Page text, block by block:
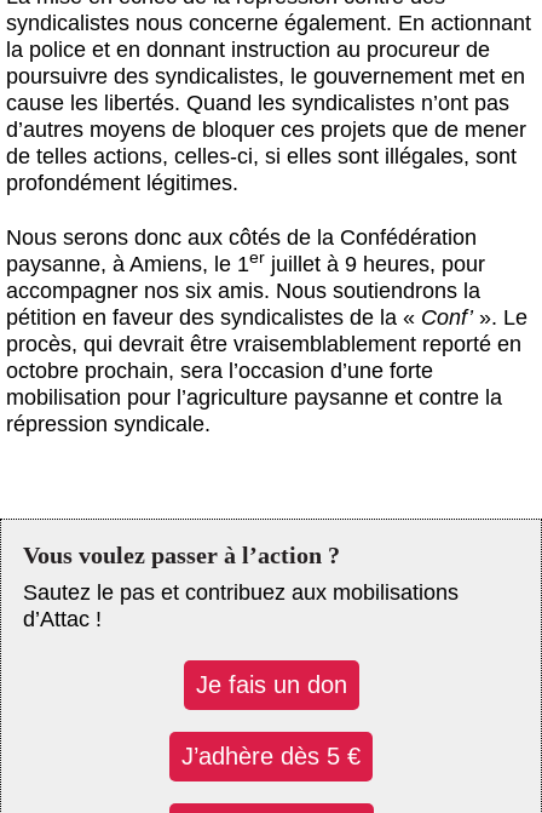
syndicalistes nous concerne également. En actionnant
la police et en donnant instruction au procureur de
poursuivre des syndicalistes, le gouvernement met en
cause les libertés. Quand les syndicalistes n’ont pas
d’autres moyens de bloquer ces projets que de mener
de telles actions, celles-ci, si elles sont illégales, sont
profondément légitimes.
Nous serons donc aux côtés de la Confédération
paysanne, à Amiens, le 1er juillet à 9 heures, pour
accompagner nos six amis. Nous soutiendrons la
pétition en faveur des syndicalistes de la « Conf’». Le
procès, qui devrait être vraisemblablement reporté en
octobre prochain, sera l’occasion d’une forte
mobilisation pour l’agriculture paysanne et contre la
répression syndicale.
Vous voulez passer à l’action ?
Sautez le pas et contribuez aux mobilisations
d’Attac !
Je fais un don
J’adhère dès 5 €